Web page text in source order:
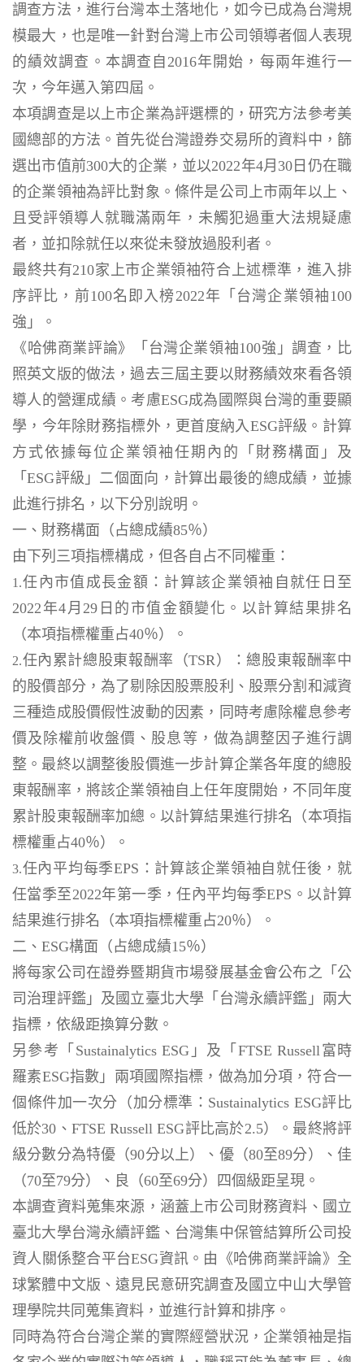
調查方法，進行台灣本土落地化，如今已成為台灣規
模最大，也是唯一針對台灣上市公司領導者個人表現
的績效調查。本調查自2016年開始，每兩年進行一
次，今年邁入第四屆。
本項調查是以上市企業為評選標的，研究方法參考美
國總部的方法。首先從台灣證券交易所的資料中，篩
選出市值前300大的企業，並以2022年4月30日仍在職
的企業領袖為評比對象。條件是公司上市兩年以上、
且受評領導人就職滿兩年，未觸犯過重大法規疑慮
者，並扣除就任以來從未發放過股利者。
最終共有210家上市企業領袖符合上述標準，進入排
序評比，前100名即入榜2022年「台灣企業領袖100
強」。
《哈佛商業評論》「台灣企業領袖100強」調查，比
照英文版的做法，過去三屆主要以財務績效來看各領
導人的營運成績。考慮ESG成為國際與台灣的重要顯
學，今年除財務指標外，更首度納入ESG評級。計算
方式依據每位企業領袖任期內的「財務構面」及
「ESG評級」二個面向，計算出最後的總成績，並據
此進行排名，以下分別說明。
一、財務構面（占總成績85％）
由下列三項指標構成，但各自占不同權重：
1.任內市值成長金額：計算該企業領袖自就任日至
2022年4月29日的市值金額變化。以計算結果排名
（本項指標權重占40％）。
2.任內累計總股東報酬率（TSR）：總股東報酬率中
的股價部分，為了剔除因股票股利、股票分割和減資
三種造成股價假性波動的因素，同時考慮除權息參考
價及除權前收盤價、股息等，做為調整因子進行調
整。最終以調整後股價進一步計算企業各年度的總股
東報酬率，將該企業領袖自上任年度開始，不同年度
累計股東報酬率加總。以計算結果進行排名（本項指
標權重占40％）。
3.任內平均每季EPS：計算該企業領袖自就任後，就
任當季至2022年第一季，任內平均每季EPS。以計算
結果進行排名（本項指標權重占20％）。
二、ESG構面（占總成績15％）
將每家公司在證券暨期貨市場發展基金會公布之「公
司治理評鑑」及國立臺北大學「台灣永續評鑑」兩大
指標，依級距換算分數。
另參考「Sustainalytics ESG」及「FTSE Russell富時
羅素ESG指數」兩項國際指標，做為加分項，符合一
個條件加一次分（加分標準：Sustainalytics ESG評比
低於30、FTSE Russell ESG評比高於2.5）。最終將評
級分數分為特優（90分以上）、優（80至89分）、佳
（70至79分）、良（60至69分）四個級距呈現。
本調查資料蒐集來源，涵蓋上市公司財務資料、國立
臺北大學台灣永續評鑑、台灣集中保管結算所公司投
資人關係整合平台ESG資訊。由《哈佛商業評論》全
球繁體中文版、遠見民意研究調查及國立中山大學管
理學院共同蒐集資料，並進行計算和排序。
同時為符合台灣企業的實際經營狀況，企業領袖是指